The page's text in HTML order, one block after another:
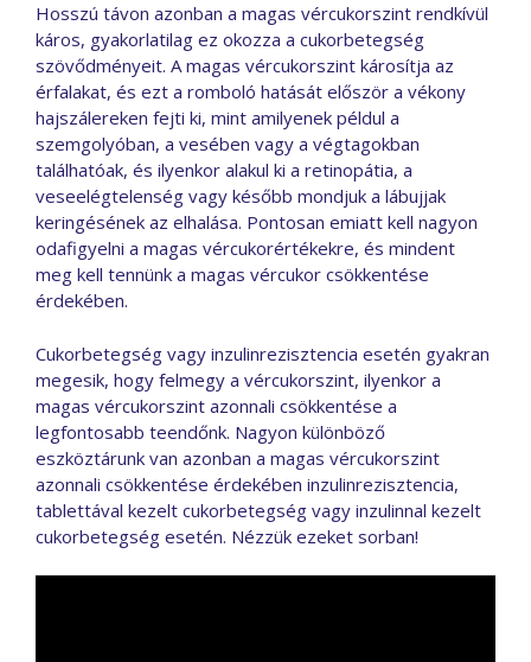
Hosszú távon azonban a magas vércukorszint rendkívül
káros, gyakorlatilag ez okozza a cukorbetegség
szövődményeit. A magas vércukorszint károsítja az
érfalakat, és ezt a romboló hatását először a vékony
hajszálereken fejti ki, mint amilyenek példul a
szemgolyóban, a vesében vagy a végtagokban
találhatóak, és ilyenkor alakul ki a retinopátia, a
veseelégtelenség vagy később mondjuk a lábujjak
keringésének az elhalása. Pontosan emiatt kell nagyon
odafigyelni a magas vércukorértékekre, és mindent
meg kell tennünk a magas vércukor csökkentése
érdekében.
Cukorbetegség vagy inzulinrezisztencia esetén gyakran
megesik, hogy felmegy a vércukorszint, ilyenkor a
magas vércukorszint azonnali csökkentése a
legfontosabb teendőnk. Nagyon különböző
eszköztárunk van azonban a magas vércukorszint
azonnali csökkentése érdekében inzulinrezisztencia,
tablettával kezelt cukorbetegség vagy inzulinnal kezelt
cukorbetegség esetén. Nézzük ezeket sorban!